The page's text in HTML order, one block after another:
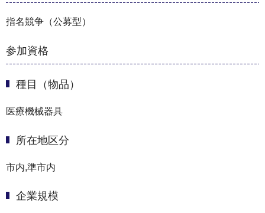
指名競争（公募型）
参加資格
種目（物品）
医療機械器具
所在地区分
市内,準市内
企業規模